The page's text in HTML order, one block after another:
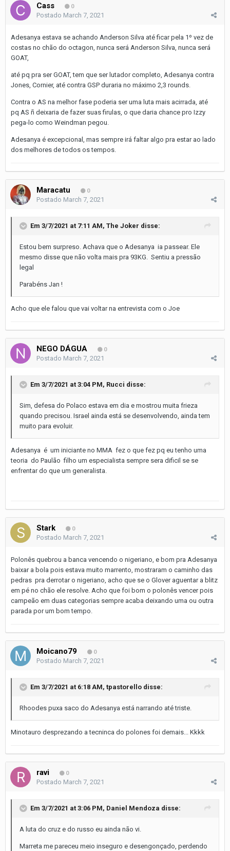
Cass 0
Postado March 7, 2021
Adesanya estava se achando Anderson Silva até ficar pela 1º vez de
costas no chão do octagon, nunca será Anderson Silva, nunca será
GOAT,
até pq pra ser GOAT, tem que ser lutador completo, Adesanya contra
Jones, Cornier, até contra GSP duraria no máximo 2,3 rounds.
Contra o AS na melhor fase poderia ser uma luta mais acirrada, até
pq AS ñ deixaria de fazer suas firulas, o que daria chance pro Izzy
pega-lo como Weindman pegou.
Adesanya é excepcional, mas sempre irá faltar algo pra estar ao lado
dos melhores de todos os tempos.
Maracatu 0
Postado March 7, 2021
Em 3/7/2021 at 7:11 AM, The Joker disse:
Estou bem surpreso. Achava que o Adesanya ia passear. Ele
mesmo disse que não volta mais pra 93KG. Sentiu a pressão
legal
Parabéns Jan !
Acho que ele falou que vai voltar na entrevista com o Joe
NEGO DÁGUA 0
Postado March 7, 2021
Em 3/7/2021 at 3:04 PM, Rucci disse:
Sim, defesa do Polaco estava em dia e mostrou muita frieza
quando precisou. Israel ainda está se desenvolvendo, ainda tem
muito para evoluir.
Adesanya é um iniciante no MMA fez o que fez pq eu tenho uma
teoria do Paulão filho um especialista sempre sera dificil se se
enfrentar do que um generalista.
Stark 0
Postado March 7, 2021
Polonês quebrou a banca vencendo o nigeriano, e bom pra Adesanya
baixar a bola pois estava muito marrento, mostraram o caminho das
pedras pra derrotar o nigeriano, acho que se o Glover aguentar a blitz
em pé no chão ele resolve. Acho que foi bom o polonês vencer pois
campeão em duas categorias sempre acaba deixando uma ou outra
parada por um bom tempo.
Moicano79 0
Postado March 7, 2021
Em 3/7/2021 at 6:18 AM, tpastorello disse:
Rhoodes puxa saco do Adesanya está narrando até triste.
Minotauro desprezando a tecninca do polones foi demais... Kkkk
ravi 0
Postado March 7, 2021
Em 3/7/2021 at 3:06 PM, Daniel Mendoza disse:
A luta do cruz e do russo eu ainda não vi.
Marreta me pareceu meio inseguro e desengonçado, perdendo